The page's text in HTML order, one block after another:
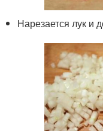
Нарезается лук и